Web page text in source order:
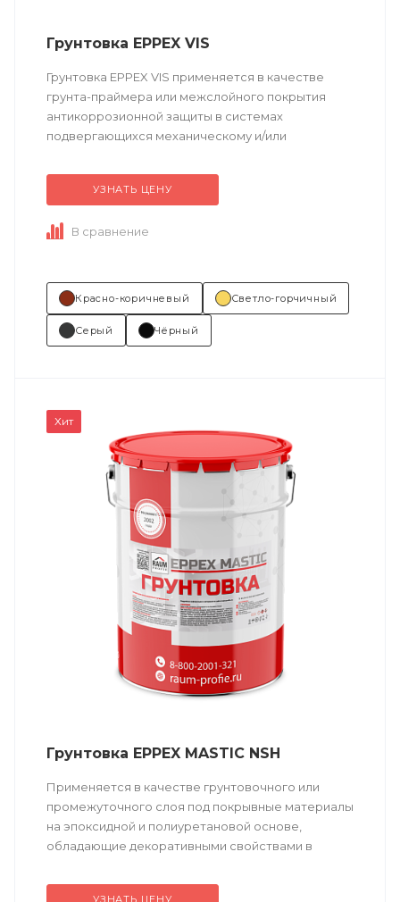
Грунтовка EPPEX VIS
Грунтовка EPPEX VIS применяется в качестве
грунта-праймера или межслойного покрытия
антикоррозионной защиты в системах
подвергающихся механическому и/или
Техническое описание
УЗНАТЬ ЦЕНУ
В сравнение
Красно-коричневый Светло-горчичный
Серый Чёрный
Хит
Грунтовка EPPEX MASTIC NSH
Применяется в качестве грунтовочного или
промежуточного слоя под покрывные материалы
на эпоксидной и полиуретановой основе,
обладающие декоративными свойствами в
УЗНАТЬ ЦЕНУ